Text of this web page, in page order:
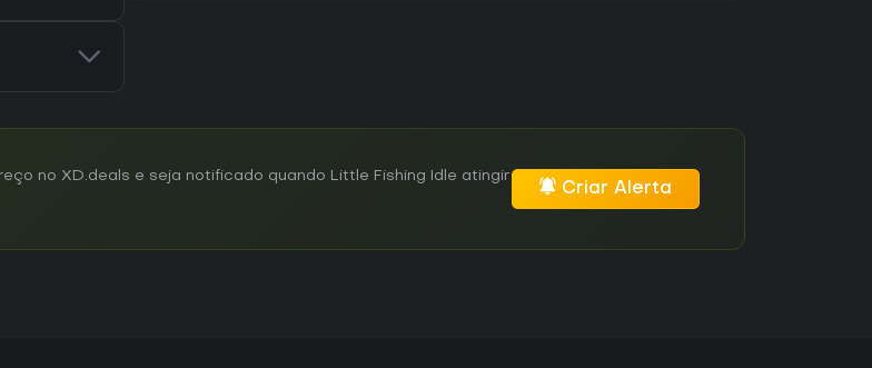
no XD.deals e seja notificado quando Little Fishing Idle atingir
Criar Alerta